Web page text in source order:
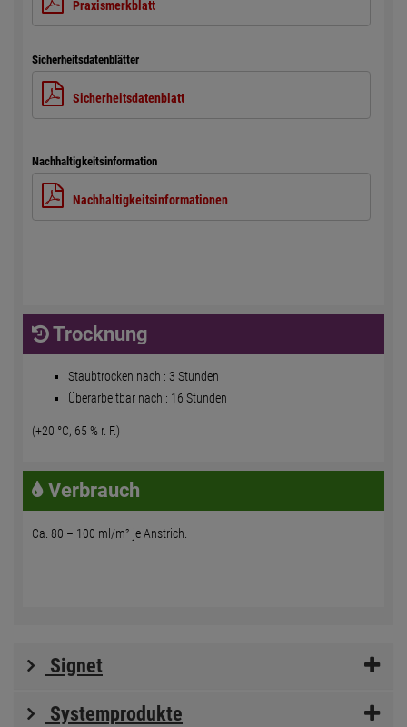
Praxismerkblatt
Sicherheitsdatenblätter
Sicherheitsdatenblatt
Nachhaltigkeitsinformation
Nachhaltigkeitsinformationen
Trocknung
Staubtrocken nach : 3 Stunden
Überarbeitbar nach : 16 Stunden
(+20 °C, 65 % r. F.)
Verbrauch
Ca. 80 – 100 ml/m² je Anstrich.
Signet
Systemprodukte